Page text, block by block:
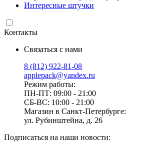
Интересные штучки
Контакты
Связаться с нами
8 (812) 922-81-08
applepack@yandex.ru
Режим работы:
ПН-ПТ: 09:00 - 21:00
СБ-ВС: 10:00 - 21:00
Магазин в Санкт-Петербурге:
ул. Рубинштейна, д. 26
Подписаться на наши новости: